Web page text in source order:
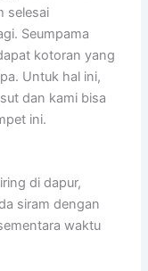
selesai
Seumpama
kotoran yang
Untuk hal ini,
dan kami bisa
ini.
di dapur,
siram dengan
waktu